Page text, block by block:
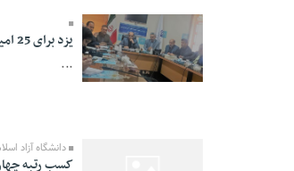
07 Aban 1397 - 22:13
یزد برای 25 امین سال صدرنشین کنکور سراسری شد
...
دانشگاه آزاد